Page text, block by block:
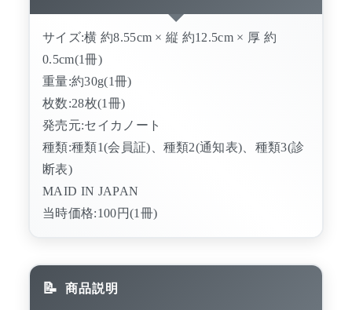
サイズ:横 約8.55cm × 縦 約12.5cm × 厚 約
0.5cm(1冊)
重量:約30g(1冊)
枚数:28枚(1冊)
発売元:セイカノート
種類:種類1(会員証)、種類2(通知表)、種類3(診
断表)
MAID IN JAPAN
当時価格:100円(1冊)
商品説明